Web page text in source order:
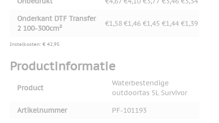
Onderkant DTF Transfer
2 100-300cm²
€1,58 €1,46 €1,45 €1,44 €1,39
Instelkosten: € 42,95
Productinformatie
Product
Waterbestendige
outdoortas 5L Survivor
Artikelnummer
PF-101193